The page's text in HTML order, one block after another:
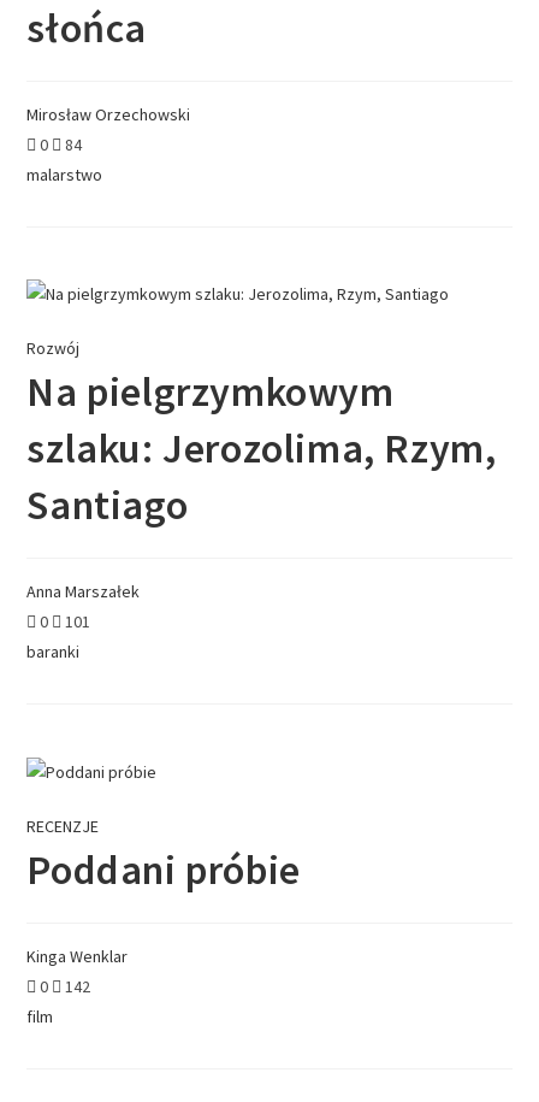
słońca
Mirosław Orzechowski
0
84
malarstwo
Rozwój
Na pielgrzymkowym
szlaku: Jerozolima, Rzym,
Santiago
Anna Marszałek
0
101
baranki
RECENZJE
Poddani próbie
Kinga Wenklar
0
142
film